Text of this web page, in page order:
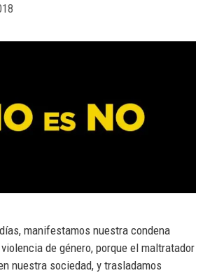
manifestamos nuestra condena
de género, porque el maltratador
nuestra sociedad, y trasladamos